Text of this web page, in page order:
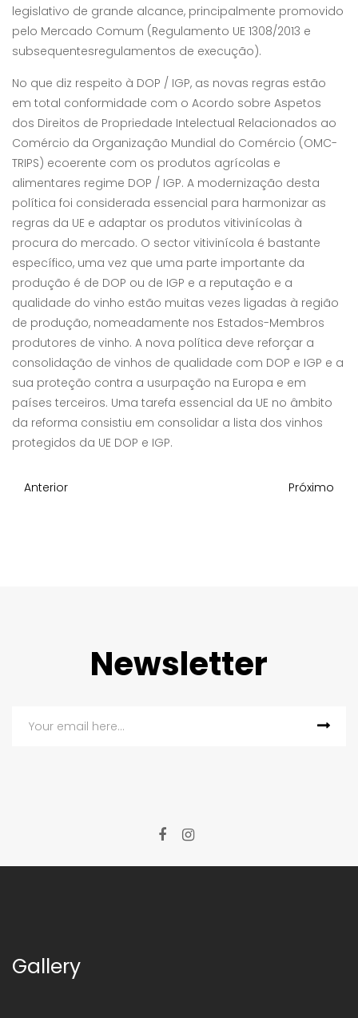
legislativo de grande alcance, principalmente promovido
pelo Mercado Comum (Regulamento UE 1308/2013 e
subsequentesregulamentos de execução).
No que diz respeito à DOP / IGP, as novas regras estão
em total conformidade com o Acordo sobre Aspetos
dos Direitos de Propriedade Intelectual Relacionados ao
Comércio da Organização Mundial do Comércio (OMC-
TRIPS) ecoerente com os produtos agrícolas e
alimentares regime DOP / IGP. A modernização desta
política foi considerada essencial para harmonizar as
regras da UE e adaptar os produtos vitivinícolas à
procura do mercado. O sector vitivinícola é bastante
específico, uma vez que uma parte importante da
produção é de DOP ou de IGP e a reputação e a
qualidade do vinho estão muitas vezes ligadas à região
de produção, nomeadamente nos Estados-Membros
produtores de vinho. A nova política deve reforçar a
consolidação de vinhos de qualidade com DOP e IGP e a
sua proteção contra a usurpação na Europa e em
países terceiros. Uma tarefa essencial da UE no âmbito
da reforma consistiu em consolidar a lista dos vinhos
protegidos da UE DOP e IGP.
Anterior Próximo
Newsletter
Gallery